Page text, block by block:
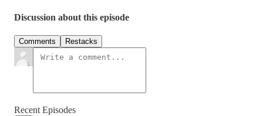
Discussion about this episode
Comments Restacks
Recent Episodes